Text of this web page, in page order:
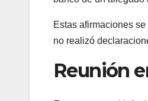
Estas afirmaciones
no realizó
Reunión